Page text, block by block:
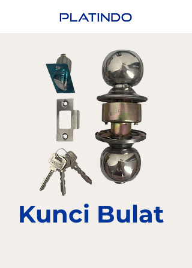
Kunci Bulat